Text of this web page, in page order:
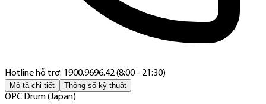
Hotline hỗ trợ: 1900.9696.42 (8:00 - 21:30)
Mô tả chi tiết Thông số kỹ thuật
OPC Drum (Japan)